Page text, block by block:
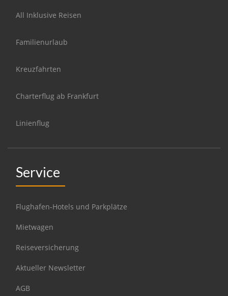
All Inklusive Reisen
Familienurlaub
Kreuzfahrten
Charterflug ab Frankfurt
Linienflug
Service
Flughafen-Hotels und Parkplätze
Mietwagen
Reiseversicherung
Aktueller Newsletter
AGB